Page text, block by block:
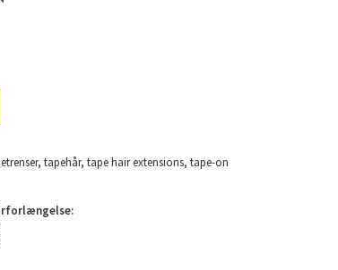
tapehår, tape hair extensions, tape-on